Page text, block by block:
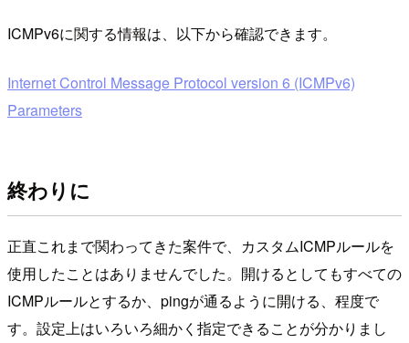
ICMPv6に関する情報は、以下から確認できます。
Internet Control Message Protocol version 6 (ICMPv6)
Parameters
終わりに
正直これまで関わってきた案件で、カスタムICMPルールを
使用したことはありませんでした。開けるとしてもすべての
ICMPルールとするか、pingが通るように開ける、程度で
す。設定上はいろいろ細かく指定できることが分かりまし